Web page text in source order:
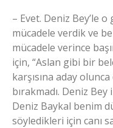
– Evet. Deniz Bey’le
mücadele verdik ve
mücadele verince
için, “Aslan gibi bir
karşısına aday
bırakmadı. Deniz
Deniz Baykal benim
söyledikleri için canı